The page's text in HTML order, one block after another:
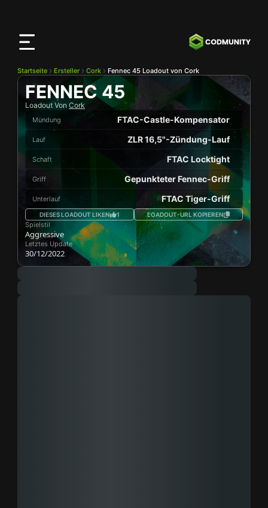
Startseite Ersteller Cork Fennec 45 Loadout von Cork
FENNEC 45
Loadout Von Cork
Mündung FTAC-Castle-Kompensator
Lauf ZLR 16,5"-Zündung-Lauf
Schaft FTAC Locktight
Griff Gepunkteter Fennec-Griff
Unterlauf FTAC Tiger-Griff
DIESES LOADOUT LIKEN 1 LOADOUT-URL KOPIEREN
Spielstil
Aggressive
Letztes Update
30/12/2022